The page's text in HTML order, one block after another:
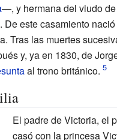
—, y hermana del viudo
. De este casamiento
Tras las muertes
y, ya en 1830, de
al trono británico.
El padre de Victoria, el
casó con la princesa